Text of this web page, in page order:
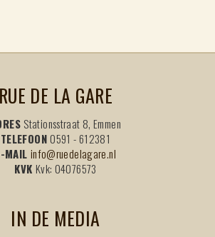
RUE DE LA GARE
Stationsstraat 8, Emmen
TELEFOON0591 - 612381
MAIL info@ruedelagare.nl
KVK Kvk: 04076573
IN DE MEDIA